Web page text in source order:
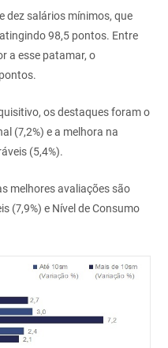
dez salários mínimos, que
98,5 pontos. Entre
a esse patamar, o
os destaques foram o
(7,2%) e a melhora na
(5,4%).
melhores avaliações são
(7,9%) e Nível de Consumo